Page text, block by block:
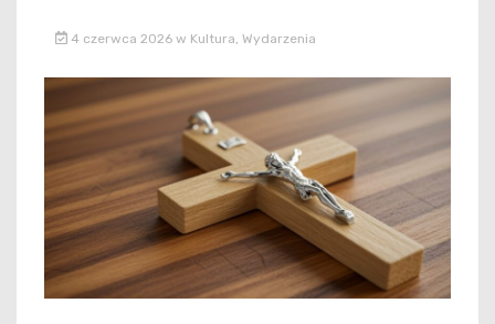
4 czerwca 2026 w Kultura Wydarzenia